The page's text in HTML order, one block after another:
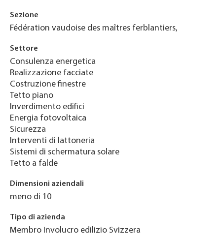
Sezione
Fédération vaudoise des maîtres ferblantiers,
Settore
Consulenza energetica
Realizzazione facciate
Costruzione finestre
Tetto piano
Inverdimento edifici
Energia fotovoltaica
Sicurezza
Interventi di lattoneria
Sistemi di schermatura solare
Tetto a falde
Dimensioni aziendali
meno di 10
Tipo di azienda
Membro Involucro edilizio Svizzera